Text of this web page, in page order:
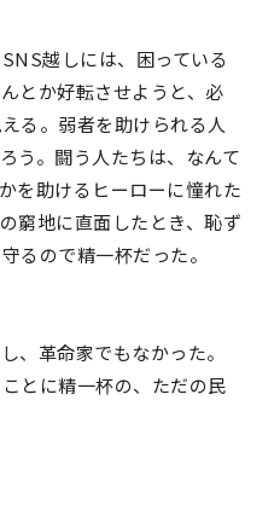
越しには、困っている
とか好転させようと、必
る。弱者を助けられる人
う。闘う人たちは、なんて
を助けるヒーローに憧れた
窮地に直面したとき、恥ず
るので精一杯だった。
、革命家でもなかった。
とに精一杯の、ただの民